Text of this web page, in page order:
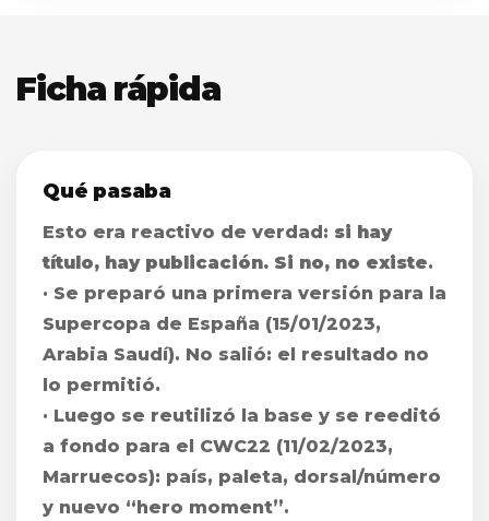
Ficha rápida
Qué pasaba
Esto era reactivo de verdad: si hay
título, hay publicación. Si no, no existe.
· Se preparó una primera versión para la
Supercopa de España (15/01/2023,
Arabia Saudí). No salió: el resultado no
lo permitió.
· Luego se reutilizó la base y se reeditó
a fondo para el CWC22 (11/02/2023,
Marruecos): país, paleta, dorsal/número
y nuevo “hero moment”.